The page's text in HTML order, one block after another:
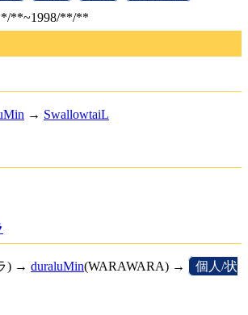
**~1998/**/**
→ SwallowtaiL
) → duraluMin(WARAWARA) →
個人/状